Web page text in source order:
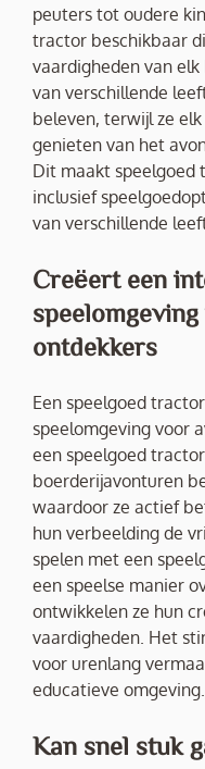
peuters tot oudere
tractor beschikbaar
vaardigheden van
van verschillende
beleven, terwijl ze
genieten van het
Dit maakt speelgoed
inclusief
van verschillende
Creëert een
ontdekkers
Een speelgoed
speelomgeving voor
een speelgoed
boerderijavonturen
waardoor ze actief
hun verbeelding de
spelen met een
een speelse manier
ontwikkelen ze hun
vaardigheden. Het
voor urenlang
educatieve omgeving.
Kan snel stuk